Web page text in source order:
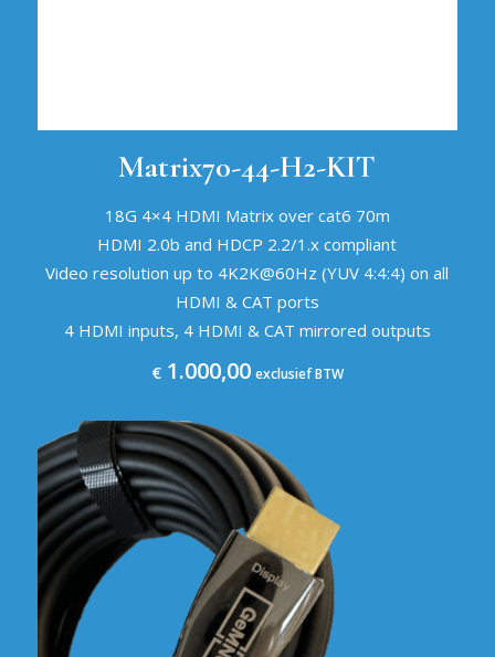
Matrix70-44-H2-KIT
18G 4×4 HDMI Matrix over cat6 70m
HDMI 2.0b and HDCP 2.2/1.x compliant
Video resolution up to 4K2K@60Hz (YUV 4:4:4) on all
HDMI & CAT ports
4 HDMI inputs, 4 HDMI & CAT mirrored outputs
€1.000,00 exclusief BTW